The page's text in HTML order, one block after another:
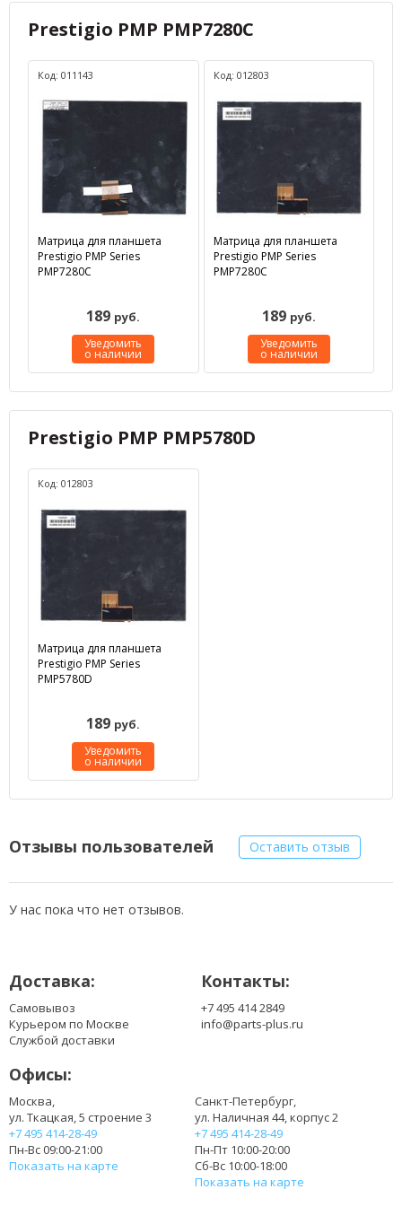
Prestigio PMP PMP7280C
Код: 011143
Матрица для планшета
Prestigio PMP Series
PMP7280C
189 руб.
Уведомить
о наличии
Код: 012803
Матрица для планшета
Prestigio PMP Series
PMP7280C
189 руб.
Уведомить
о наличии
Prestigio PMP PMP5780D
Код: 012803
Матрица для планшета
Prestigio PMP Series
PMP5780D
189 руб.
Уведомить
о наличии
Отзывы пользователей Оставить отзыв
У нас пока что нет отзывов.
Доставка:
Самовывоз
Курьером по Москве
Службой доставки
Контакты:
+7 495 414 2849
info@parts-plus.ru
Офисы:
Москва,
ул. Ткацкая, 5 строение 3
+7 495 414-28-49
Пн-Вс 09:00-21:00
Показать на карте
Санкт-Петербург,
ул. Наличная 44, корпус 2
+7 495 414-28-49
Пн-Пт 10:00-20:00
Сб-Вс 10:00-18:00
Показать на карте